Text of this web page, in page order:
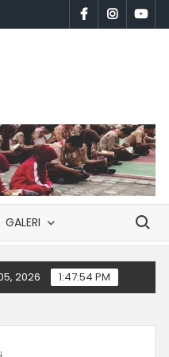
facebookinstagram
GALERI
Search
TAHUN PELAJARAN
2026 1:47:55 PM